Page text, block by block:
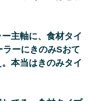
主軸に、食材タイ
ーにきのみSおて
本当はきのみタイ